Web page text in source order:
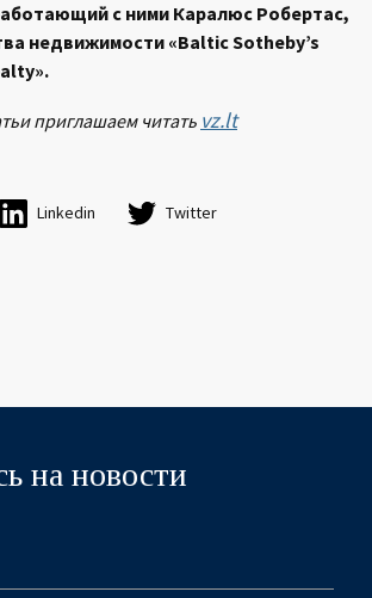
с ними Каралюс Робертас,
недвижимости «Baltic Sotheby’s
приглашаем читать vz.lt
Linkedin Twitter
на новости